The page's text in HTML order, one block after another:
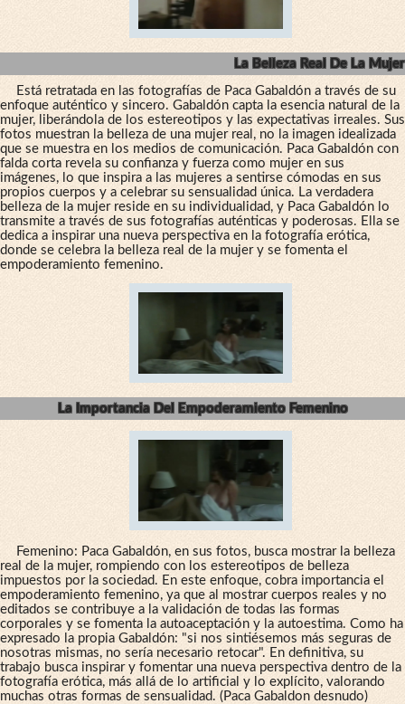
La Belleza Real De La Mujer
Está retratada en las fotografías de Paca Gabaldón a través de su
enfoque auténtico y sincero. Gabaldón capta la esencia natural de la
mujer, liberándola de los estereotipos y las expectativas irreales. Sus
fotos muestran la belleza de una mujer real, no la imagen idealizada
que se muestra en los medios de comunicación. Paca Gabaldón con
falda corta revela su confianza y fuerza como mujer en sus
imágenes, lo que inspira a las mujeres a sentirse cómodas en sus
propios cuerpos y a celebrar su sensualidad única. La verdadera
belleza de la mujer reside en su individualidad, y Paca Gabaldón lo
transmite a través de sus fotografías auténticas y poderosas. Ella se
dedica a inspirar una nueva perspectiva en la fotografía erótica,
donde se celebra la belleza real de la mujer y se fomenta el
empoderamiento femenino.
La Importancia Del Empoderamiento Femenino
Femenino: Paca Gabaldón, en sus fotos, busca mostrar la belleza
real de la mujer, rompiendo con los estereotipos de belleza
impuestos por la sociedad. En este enfoque, cobra importancia el
empoderamiento femenino, ya que al mostrar cuerpos reales y no
editados se contribuye a la validación de todas las formas
corporales y se fomenta la autoaceptación y la autoestima. Como ha
expresado la propia Gabaldón: "si nos sintiésemos más seguras de
nosotras mismas, no sería necesario retocar". En definitiva, su
trabajo busca inspirar y fomentar una nueva perspectiva dentro de la
fotografía erótica, más allá de lo artificial y lo explícito, valorando
muchas otras formas de sensualidad. (Paca Gabaldon desnudo)